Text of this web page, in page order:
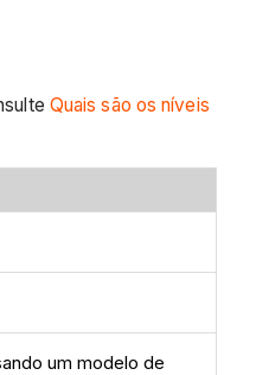
Quais são os níveis
um modelo de